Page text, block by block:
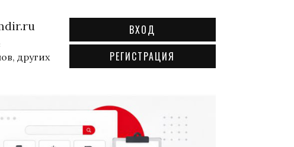
других
ВХОД
РЕГИСТРАЦИЯ